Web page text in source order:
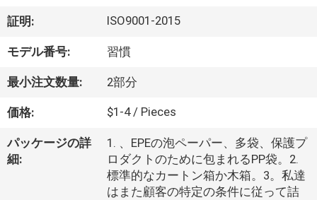
わ
た
し
ち
に
証明: ISO9001-2015
モデル番号: 習慣
最小注文数量: 2部分
価格: $1-4 / Pieces
パッケージの詳
細:
1. 、EPEの泡ペーパー、多袋、保護プ
ロダクトのために包まれるPP袋。2.
標準的なカートン箱か木箱。3。私達
はまた顧客の特定の条件に従って詰